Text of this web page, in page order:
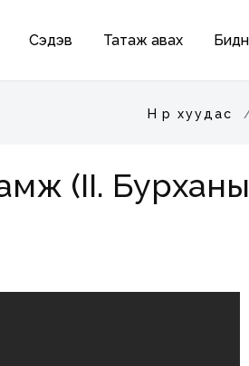
Сэдэв Татаж авах
Нүүр хуудас
(II.